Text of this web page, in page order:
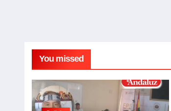
You missed